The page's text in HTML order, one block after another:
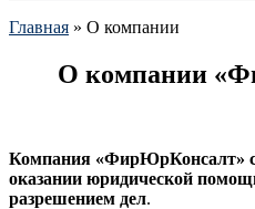
Главная » О компании
О компании
Компания «ФирЮрКонсалт»
оказании юридической
разрешением дел.